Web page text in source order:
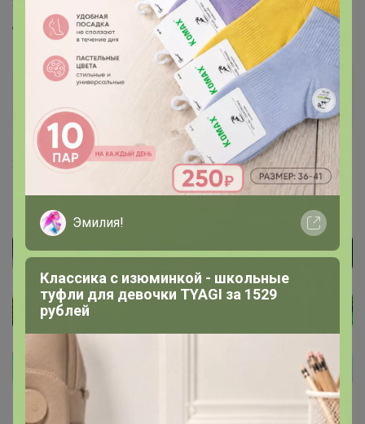
‌Здравствуйте. Измените ЦР на Лесопарковую
,пожалуйста.
Glamkat
Золотой организатор
20 января, 2022 18:07
Эмилия!
Классика с изюминкой - школьные
туфли для девочки TYAGI за 1529
рублей